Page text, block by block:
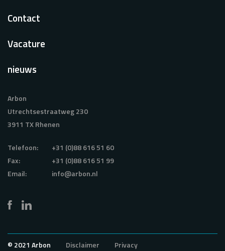
Contact
Vacature
nieuws
Arbon
Utrechtsestraatweg 230
3911 TX Rhenen
Telefoon:
+31 (0)88 616 51 60
Fax:
+31 (0)88 616 51 99
Email:
info@arbon.nl
© 2021 Arbon Disclaimer Privacy